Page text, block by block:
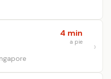
4 min
a pie